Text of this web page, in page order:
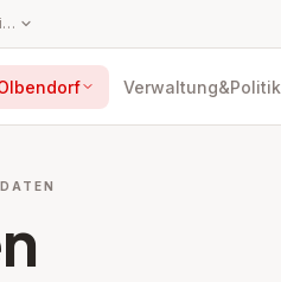
Montag bis Freitag: 8.00 bis 12.00 Uhr Freitag: 14.00 bis 17.00 Uhr
Verwaltung&Politik